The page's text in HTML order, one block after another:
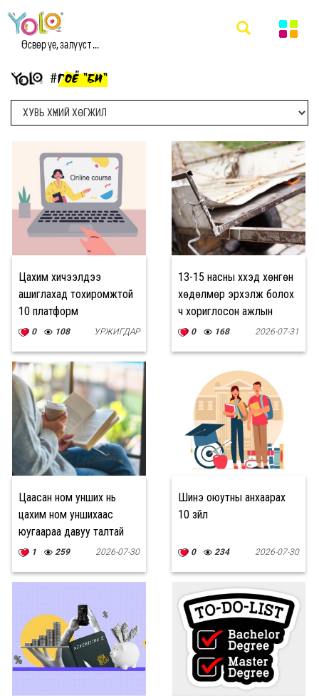
Өсвөр үе, залууст ...
#ГОЁ "БИ"
Цахим хичээлдээ
ашиглахад тохиромжтой
10 платформ
0 108 УРЖИГДАР
13-15 насны хүүхэд хөнгөн
хөдөлмөр эрхэлж болох
ч хориглосон ажлын
жагсаалт гэж бий
0 168 2026-07-31
Цаасан ном унших нь
цахим ном уншихаас
юугаараа давуу талтай
вэ?1 259 2026-07-30
Шинэ оюутны анхаарах
10 зүйл
0 234 2026-07-30